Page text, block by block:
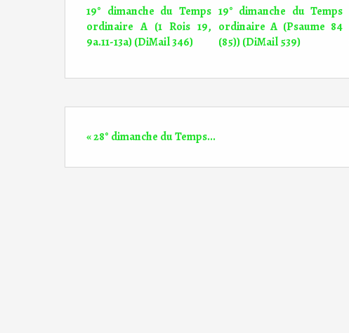
19° dimanche du Temps
ordinaire A (1 Rois 19,
9a.11-13a) (DiMail 346)
19° dimanche du Temps
ordinaire A (Psaume 84
(85)) (DiMail 539)
« 28° dimanche du Temps...